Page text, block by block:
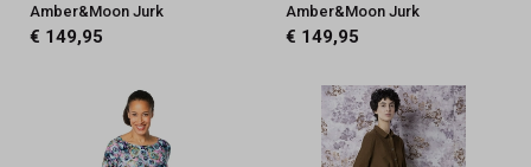
Amber&Moon Jurk
€ 149,95
Amber&Moon Jurk
€ 149,95